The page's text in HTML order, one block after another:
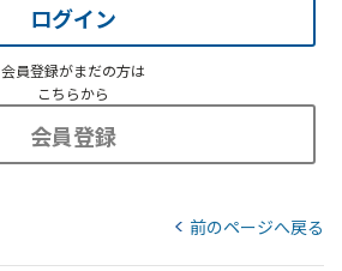
ログイン
会員登録がまだの方は
こちらから
会員登録
前のページへ戻る